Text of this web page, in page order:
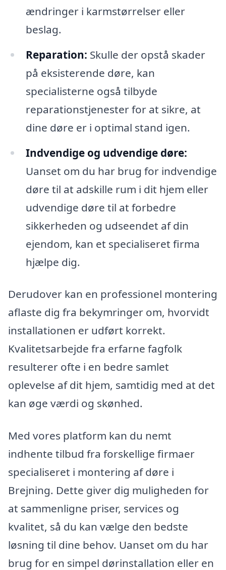
ændringer i karmstørrelser eller
beslag.
Reparation: Skulle der opstå skader
på eksisterende døre, kan
specialisterne også tilbyde
reparationstjenester for at sikre, at
dine døre er i optimal stand igen.
Indvendige og udvendige døre:
Uanset om du har brug for indvendige
døre til at adskille rum i dit hjem eller
udvendige døre til at forbedre
sikkerheden og udseendet af din
ejendom, kan et specialiseret firma
hjælpe dig.
Derudover kan en professionel montering
aflaste dig fra bekymringer om, hvorvidt
installationen er udført korrekt.
Kvalitetsarbejde fra erfarne fagfolk
resulterer ofte i en bedre samlet
oplevelse af dit hjem, samtidig med at det
kan øge værdi og skønhed.
Med vores platform kan du nemt
indhente tilbud fra forskellige firmaer
specialiseret i montering af døre i
Brejning. Dette giver dig muligheden for
at sammenligne priser, services og
kvalitet, så du kan vælge den bedste
løsning til dine behov. Uanset om du har
brug for en simpel dørinstallation eller en